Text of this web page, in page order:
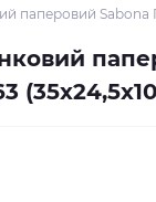
паперовий Sabona